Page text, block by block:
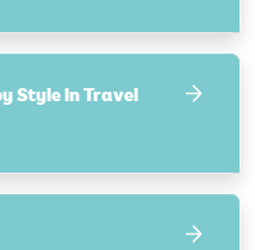
GreatDiscoveries by Style in Travel